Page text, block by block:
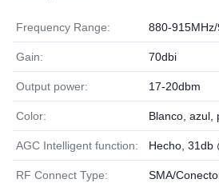
Frequency Range: 880-
Gain: 70dbi
Output power: 17-20dbm
Color: Blanco, azul,
AGC Intelligent function: Hecho, 31db
RF Connect Type: SMA/